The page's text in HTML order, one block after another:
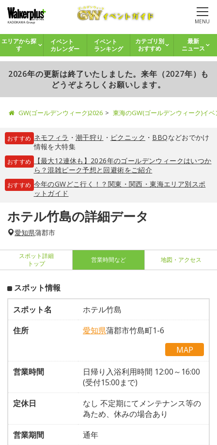
MENU
エリアから探
す
イベント
カレンダー
イベント
ランキング
カテゴリ別
おすすめ
最新
ニュース
2026年の更新は終了いたしました。来年（2027年）も
どうぞよろしくお願いします。
GW(ゴールデンウィーク)2026 東海のGW(ゴールデンウィーク)イ
おすすめ ネモフィラ ・ 潮干狩り ・ ピクニック ・ BBQなどおでかけ
情報を大特集
おすすめ
【最大12連休も】2026年のゴールデンウィークはいつか
ら？混雑ピーク予想と回避術をご紹介
おすすめ 今年のGWどこ行く！？関東・関西・東海エリア別スポ
ットガイド
ホテル竹島の詳細データ
愛知県蒲郡市
スポット詳細
トップ
営業時間など 地図・アクセス
スポット情報
スポット名
ホテル竹島
住所
愛知県蒲郡市竹島町1-6
MAP
営業時間
日帰り入浴利用時間 12:00～16:00
(受付15:00まで)
定休日
なし 不定期にてメンテナンス等の
為ため、休みの場合あり
営業期間
通年